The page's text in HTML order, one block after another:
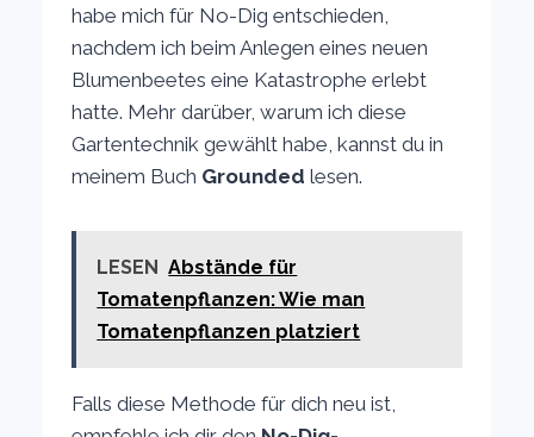
habe mich für No-Dig entschieden,
nachdem ich beim Anlegen eines neuen
Blumenbeetes eine Katastrophe erlebt
hatte. Mehr darüber, warum ich diese
Gartentechnik gewählt habe, kannst du in
meinem Buch Grounded lesen.
LESEN Abstände für
Tomatenpflanzen: Wie man
Tomatenpflanzen platziert
Falls diese Methode für dich neu ist,